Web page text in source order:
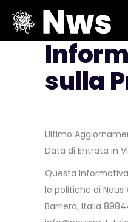
sulla
Ultimo
Data di Entrata in
Questa
le politiche di Nous
Barriera, Italia